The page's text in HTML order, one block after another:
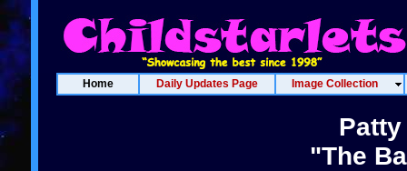
Home Daily Updates Page Image Collection
"The